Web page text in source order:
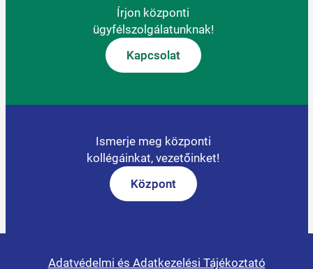
Írjon központi
ügyfélszolgálatunknak!
Kapcsolat
Ismerje meg központi
kollégáinkat, vezetőinket!
Központ
Adatvédelmi és Adatkezelési Tájékoztató